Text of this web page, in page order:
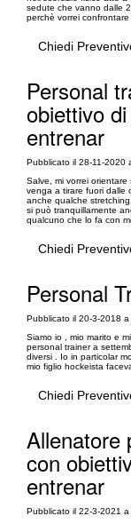
sedute che vanno dalle
perchè vorrei
Chiedi
Personal
obiettivo
entrenar
Pubblicato il 28-11-2020
Salve, mi vorrei
venga a tirare fuori dalle
anche qualche
si può tranquillamente
qualcuno che lo fa con
Chiedi
Personal
Pubblicato il 20-3-2018
Siamo io , mio marito e
personal trainer a
diversi . Io in particolar
mio figlio hockeista
Chiedi
Allenatore
con
entrenar
Pubblicato il 22-3-2021